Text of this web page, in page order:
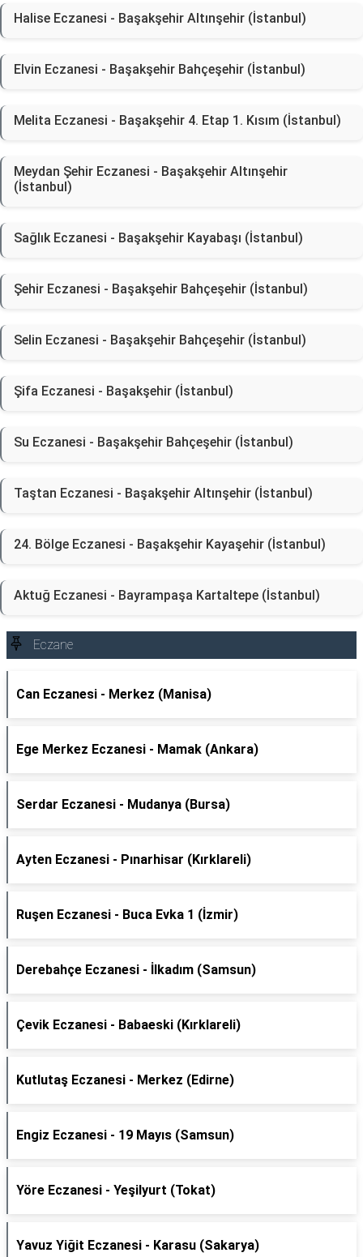
Halise Eczanesi - Başakşehir Altınşehir (İstanbul)
Elvin Eczanesi - Başakşehir Bahçeşehir (İstanbul)
Melita Eczanesi - Başakşehir 4. Etap 1. Kısım (İstanbul)
Meydan Şehir Eczanesi - Başakşehir Altınşehir
(İstanbul)
Sağlık Eczanesi - Başakşehir Kayabaşı (İstanbul)
Şehir Eczanesi - Başakşehir Bahçeşehir (İstanbul)
Selin Eczanesi - Başakşehir Bahçeşehir (İstanbul)
Şifa Eczanesi - Başakşehir (İstanbul)
Su Eczanesi - Başakşehir Bahçeşehir (İstanbul)
Taştan Eczanesi - Başakşehir Altınşehir (İstanbul)
24. Bölge Eczanesi - Başakşehir Kayaşehir (İstanbul)
Aktuğ Eczanesi - Bayrampaşa Kartaltepe (İstanbul)
Eczane
Can Eczanesi - Merkez (Manisa)
Ege Merkez Eczanesi - Mamak (Ankara)
Serdar Eczanesi - Mudanya (Bursa)
Ayten Eczanesi - Pınarhisar (Kırklareli)
Ruşen Eczanesi - Buca Evka 1 (İzmir)
Derebahçe Eczanesi - İlkadım (Samsun)
Çevik Eczanesi - Babaeski (Kırklareli)
Kutlutaş Eczanesi - Merkez (Edirne)
Engiz Eczanesi - 19 Mayıs (Samsun)
Yöre Eczanesi - Yeşilyurt (Tokat)
Yavuz Yiğit Eczanesi - Karasu (Sakarya)